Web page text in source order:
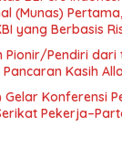
(Munas)
yang Berbasis
Pionir/Pendiri
Kasih
Gelar Konferensi